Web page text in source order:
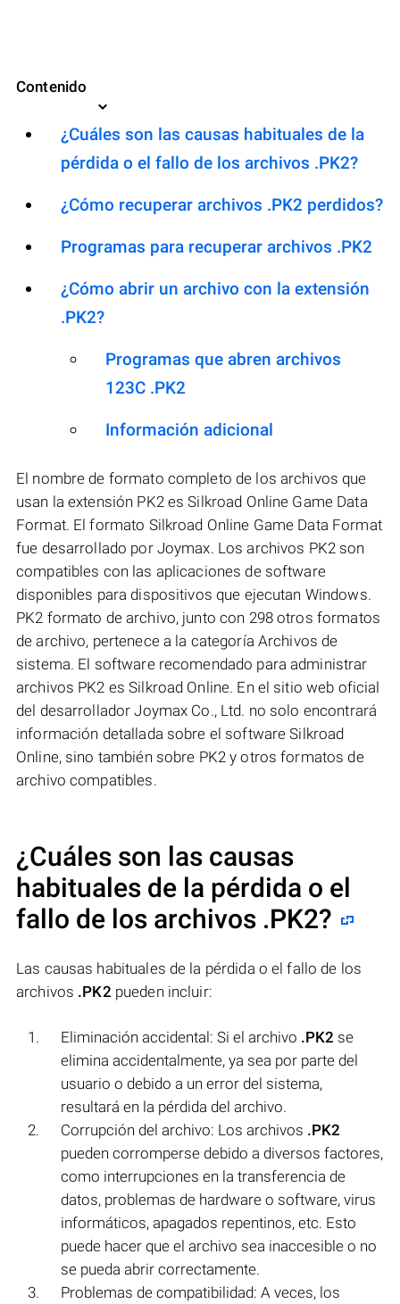
Contenido
¿Cuáles son las causas habituales de la
pérdida o el fallo de los archivos .PK2?
¿Cómo recuperar archivos .PK2 perdidos?
Programas para recuperar archivos .PK2
¿Cómo abrir un archivo con la extensión
.PK2?
Programas que abren archivos
123C .PK2
Información adicional
El nombre de formato completo de los archivos que
usan la extensión PK2 es Silkroad Online Game Data
Format. El formato Silkroad Online Game Data Format
fue desarrollado por Joymax. Los archivos PK2 son
compatibles con las aplicaciones de software
disponibles para dispositivos que ejecutan Windows.
PK2 formato de archivo, junto con 298 otros formatos
de archivo, pertenece a la categoría Archivos de
sistema. El software recomendado para administrar
archivos PK2 es Silkroad Online. En el sitio web oficial
del desarrollador Joymax Co., Ltd. no solo encontrará
información detallada sobre el software Silkroad
Online, sino también sobre PK2 y otros formatos de
archivo compatibles.
¿Cuáles son las causas
habituales de la pérdida o el
fallo de los archivos .PK2?
Las causas habituales de la pérdida o el fallo de los
archivos .PK2 pueden incluir:
Eliminación accidental: Si el archivo .PK2 se
elimina accidentalmente, ya sea por parte del
usuario o debido a un error del sistema,
resultará en la pérdida del archivo.
Corrupción del archivo: Los archivos .PK2
pueden corromperse debido a diversos factores,
como interrupciones en la transferencia de
datos, problemas de hardware o software, virus
informáticos, apagados repentinos, etc. Esto
puede hacer que el archivo sea inaccesible o no
se pueda abrir correctamente.
Problemas de compatibilidad: A veces, los